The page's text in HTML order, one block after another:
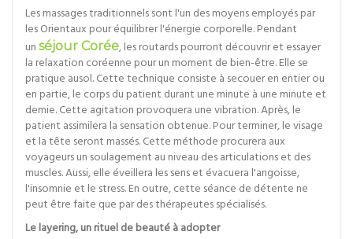
Les massages traditionnels sont l'un des moyens employés par
les Orientaux pour équilibrer l'énergie corporelle. Pendant
un séjour Corée, les routards pourront découvrir et essayer
la relaxation coréenne pour un moment de bien-être. Elle se
pratique ausol. Cette technique consiste à secouer en entier ou
en partie, le corps du patient durant une minute à une minute et
demie. Cette agitation provoquera une vibration. Après, le
patient assimilera la sensation obtenue. Pour terminer, le visage
et la tête seront massés. Cette méthode procurera aux
voyageurs un soulagement au niveau des articulations et des
muscles. Aussi, elle éveillera les sens et évacuera l'angoisse,
l'insomnie et le stress. En outre, cette séance de détente ne
peut être faite que par des thérapeutes spécialisés.
Le layering, un rituel de beauté à adopter